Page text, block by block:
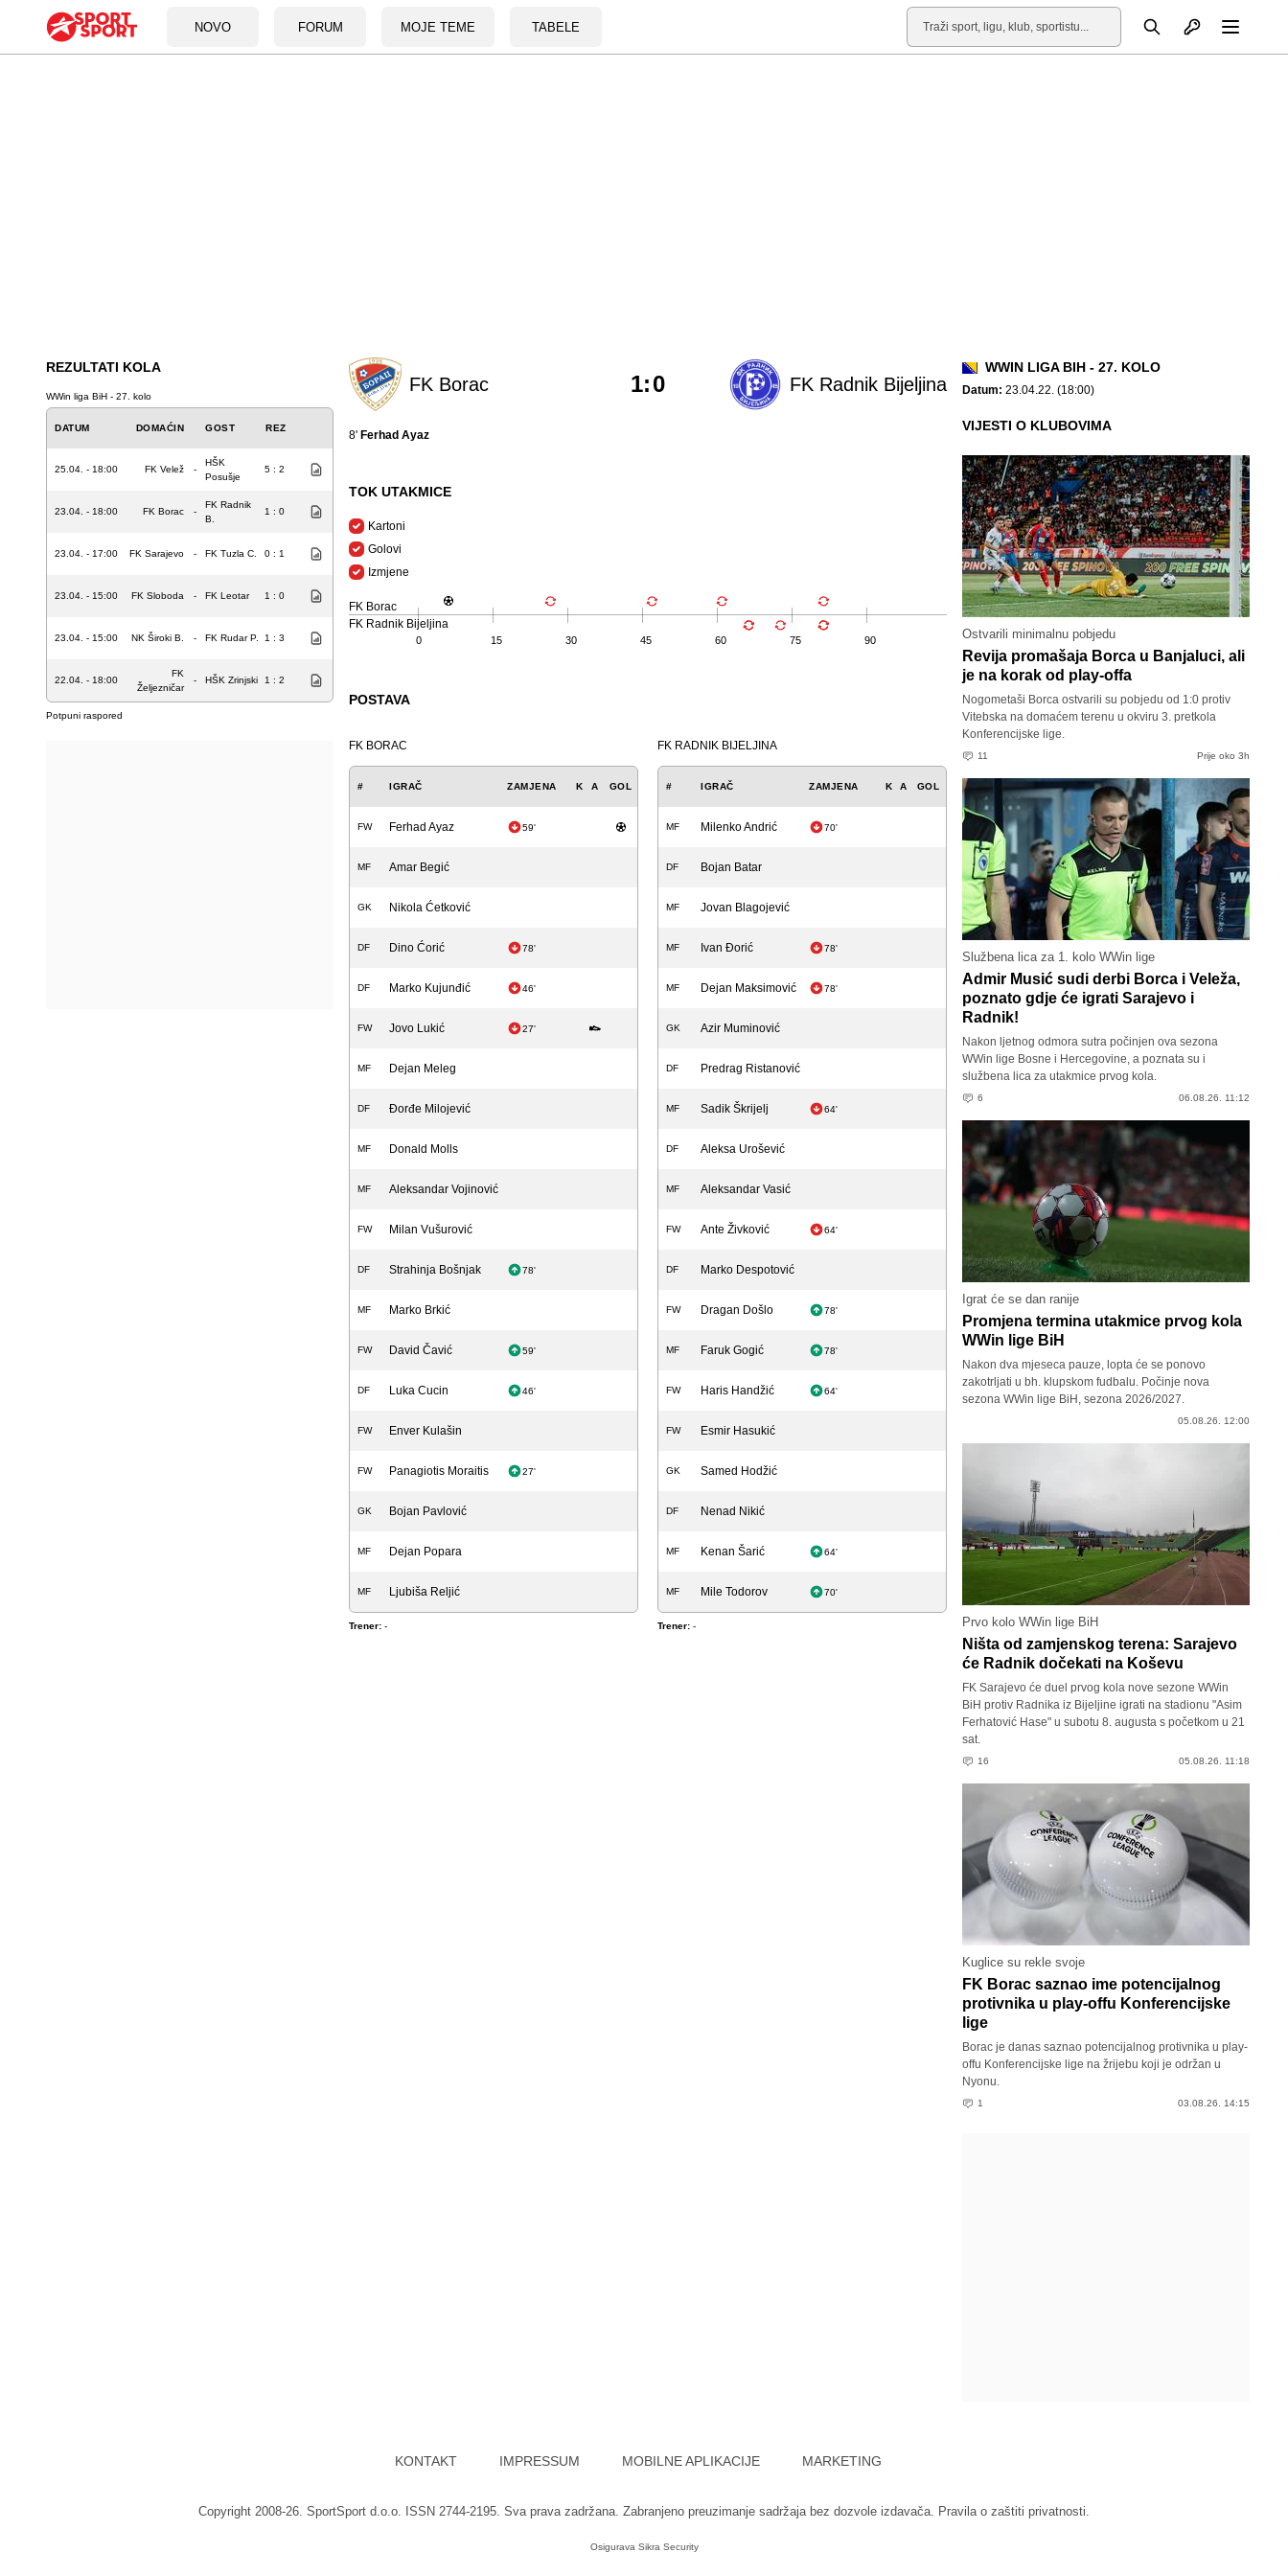
NOVO FORUM MOJE TEME TABELE
Pretraga Otvori profil
REZULTATI KOLA
WWin liga BiH - 27. kolo
DATUM DOMAĆIN GOST REZ
25.04. - 18:00 FK Velež -
HŠK
Posušje
5 : 2
23.04. - 18:00 FK Borac -
FK Radnik
B.
1 : 0
23.04. - 17:00 FK Sarajevo - FK Tuzla C. 0 : 1
23.04. - 15:00 FK Sloboda - FK Leotar 1 : 0
23.04. - 15:00 NK Široki B. - FK Rudar P. 1 : 3
22.04. - 18:00
FK
Željezničar
- HŠK Zrinjski 1 : 2
Potpuni raspored
FK Borac FK Radnik Bijeljina
1:0
8' Ferhad Ayaz
TOK UTAKMICE
Kartoni
Golovi
Izmjene
FK Borac
FK Radnik Bijeljina
0 15 30 45 60 75 90
POSTAVA
FK BORAC
# IGRAČ ZAMJENA K A GOL
FW Ferhad Ayaz 59'
MF Amar Begić
GK Nikola Ćetković
DF Dino Ćorić 78'
DF Marko Kujunđić 46'
FW Jovo Lukić 27'
MF Dejan Meleg
DF Đorđe Milojević
MF Donald Molls
MF Aleksandar Vojinović
FW Milan Vušurović
DF Strahinja Bošnjak 78'
MF Marko Brkić
FW David Čavić 59'
DF Luka Cucin 46'
FW Enver Kulašin
FW Panagiotis Moraitis 27'
GK Bojan Pavlović
MF Dejan Popara
MF Ljubiša Reljić
Trener: -
FK RADNIK BIJELJINA
# IGRAČ ZAMJENA K A GOL
MF Milenko Andrić 70'
DF Bojan Batar
MF Jovan Blagojević
MF Ivan Đorić 78'
MF Dejan Maksimović 78'
GK Azir Muminović
DF Predrag Ristanović
MF Sadik Škrijelj 64'
DF Aleksa Urošević
MF Aleksandar Vasić
FW Ante Živković 64'
DF Marko Despotović
FW Dragan Došlo 78'
MF Faruk Gogić 78'
FW Haris Handžić 64'
FW Esmir Hasukić
GK Samed Hodžić
DF Nenad Nikić
MF Kenan Šarić 64'
MF Mile Todorov 70'
Trener: -
WWIN LIGA BIH - 27. KOLO
Datum: 23.04.22. (18:00)
VIJESTI O KLUBOVIMA
Ostvarili minimalnu pobjedu
Revija promašaja Borca u Banjaluci, ali
je na korak od play-offa
Nogometaši Borca ostvarili su pobjedu od 1:0 protiv
Vitebska na domaćem terenu u okviru 3. pretkola
Konferencijske lige.
11 Prije oko 3h
Službena lica za 1. kolo WWin lige
Admir Musić sudi derbi Borca i Veleža,
poznato gdje će igrati Sarajevo i
Radnik!
Nakon ljetnog odmora sutra počinjen ova sezona
WWin lige Bosne i Hercegovine, a poznata su i
službena lica za utakmice prvog kola.
6 06.08.26. 11:12
Igrat će se dan ranije
Promjena termina utakmice prvog kola
WWin lige BiH
Nakon dva mjeseca pauze, lopta će se ponovo
zakotrljati u bh. klupskom fudbalu. Počinje nova
sezona WWin lige BiH, sezona 2026/2027.
05.08.26. 12:00
Prvo kolo WWin lige BiH
Ništa od zamjenskog terena: Sarajevo
će Radnik dočekati na Koševu
FK Sarajevo će duel prvog kola nove sezone WWin
BiH protiv Radnika iz Bijeljine igrati na stadionu "Asim
Ferhatović Hase" u subotu 8. augusta s početkom u 21
sat.
16 05.08.26. 11:18
Kuglice su rekle svoje
FK Borac saznao ime potencijalnog
protivnika u play-offu Konferencijske
lige
Borac je danas saznao potencijalnog protivnika u play-
offu Konferencijske lige na žrijebu koji je održan u
Nyonu.
1 03.08.26. 14:15
KONTAKT IMPRESSUM MOBILNE APLIKACIJE MARKETING
Copyright 2008-26. SportSport d.o.o. ISSN 2744-2195. Sva prava zadržana. Zabranjeno preuzimanje sadržaja bez dozvole izdavača. Pravila o zaštiti privatnosti.
Osigurava Sikra Security